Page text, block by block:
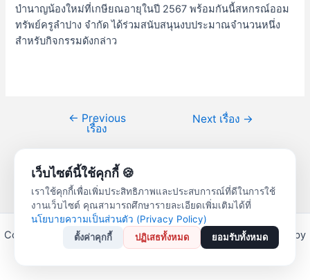
บำนาญน้องใหม่ที่เกษียณอายุในปี 2567 พร้อมกันนี้สหกรณ์ออม
ทรัพย์ครูลำปาง จำกัด ได้ร่วมสนับสนุนงบประมาณจำนวนหนึ่ง
สำหรับกิจกรรมดังกล่าว
← Previous
เรื่อง
Next เรื่อง →
Copyright © 2026 สหกรณ์ออมทรัพย์ครูลำปาง จำกัด | Powered by
Astra WordPress Theme
เว็บไซต์นี้ใช้คุกกี้ 🍪
เราใช้คุกกี้เพื่อเพิ่มประสิทธิภาพและประสบการณ์ที่ดีในการใช้
งานเว็บไซต์ คุณสามารถศึกษารายละเอียดเพิ่มเติมได้ที่
นโยบายความเป็นส่วนตัว (Privacy Policy)
ตั้งค่าคุกกี้
ปฏิเสธทั้งหมด ยอมรับทั้งหมด